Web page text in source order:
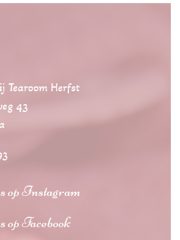
Tearoom Herfst
43
op Instagram
op Facebook